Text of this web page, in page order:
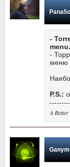
-
menu.
-
меню
P.S.:
A